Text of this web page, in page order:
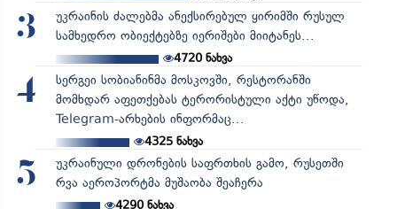
3
უკრაინის ძალებმა ანექსირებულ ყირიმში რუსულ
სამხედრო ობიექტებზე იერიშები მიიტანეს...
4720ნახვა
4
სერგეი სობიანინმა მოსკოვში, რესტორანში
მომხდარ აფეთქებას ტერორისტული აქტი უწოდა,
Telegram-არხების ინფორმაც...
4325ნახვა
5
უკრაინული დრონების საფრთხის გამო, რუსეთში
რვა აეროპორტმა მუშაობა შეაჩერა
4290ნახვა